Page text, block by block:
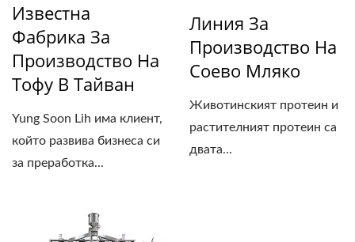
Известна
Фабрика За
Производство На
Тофу В Тайван
Yung Soon Lih има клиент,
който развива бизнеса си
за преработка...
Линия За
Производство На
Соево Мляко
Животинският протеин и
растителният протеин са
двата...